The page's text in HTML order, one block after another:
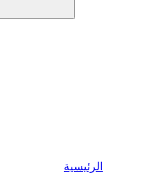
الرئيسية